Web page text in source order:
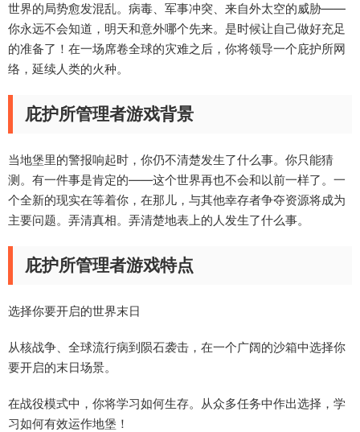
世界的局势愈发混乱。病毒、军事冲突、来自外太空的威胁——
你永远不会知道，明天和意外哪个先来。是时候让自己做好充足
的准备了！在一场席卷全球的灾难之后，你将领导一个庇护所网
络，延续人类的火种。
庇护所管理者游戏背景
当地堡里的警报响起时，你仍不清楚发生了什么事。你只能猜
测。有一件事是肯定的——这个世界再也不会和以前一样了。一
个全新的现实在等着你，在那儿，与其他幸存者争夺资源将成为
主要问题。弄清真相。弄清楚地表上的人发生了什么事。
庇护所管理者游戏特点
选择你要开启的世界末日
从核战争、全球流行病到陨石袭击，在一个广阔的沙箱中选择你
要开启的末日场景。
在战役模式中，你将学习如何生存。从众多任务中作出选择，学
习如何有效运作地堡！